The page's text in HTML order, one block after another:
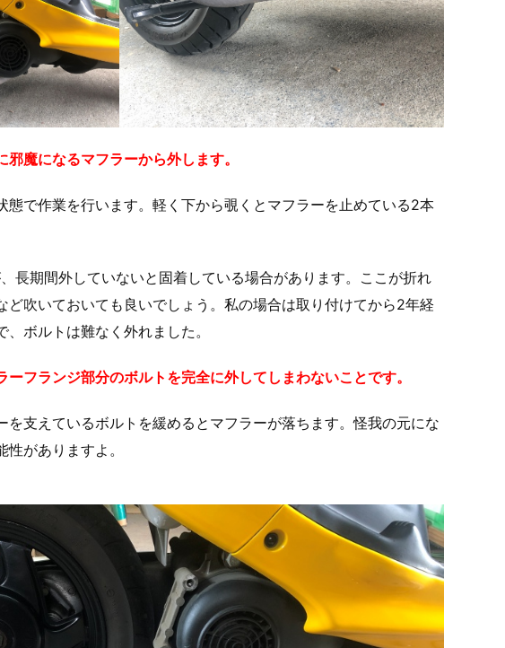
魔になるマフラーから外します。
態で作業を行います。軽く下から覗くとマフラーを止めている2本
長期間外していないと固着している場合があります。ここが折れ
ど吹いておいても良いでしょう。私の場合は取り付けてから2年経
ボルトは難なく外れました。
フランジ部分のボルトを完全に外してしまわないことです。
を支えているボルトを緩めるとマフラーが落ちます。怪我の元にな
がありますよ。